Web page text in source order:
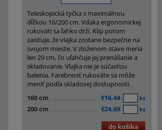
Teleskopická tyčka s maximálnou
dĺžkou 16/200 cm. Vďaka ergonomickej
rukoväti sa ľahko drží. Klip potom
zaisťuje, že vlajka zostane bezpečne na
svojom mieste. V zloženom stave meria
len 29 cm, čo uľahčuje jej prenášanie a
skladovanie. Vlajka nie je súčasťou
balenia. Farebnosť rukoväte sa môže
meniť podľa skladovej dostupnosti.
160 cm
€16,44 ks
200 cm €24,69 ks
do košíka